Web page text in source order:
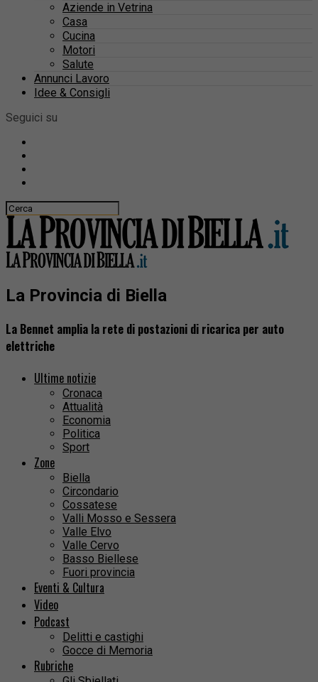
Aziende in Vetrina
Casa
Cucina
Motori
Salute
Annunci Lavoro
Idee & Consigli
Seguici su
La Provincia di Biella
La Bennet amplia la rete di postazioni di ricarica per auto
elettriche
Ultime notizie
Cronaca
Attualità
Economia
Politica
Sport
Zone
Biella
Circondario
Cossatese
Valli Mosso e Sessera
Valle Elvo
Valle Cervo
Basso Biellese
Fuori provincia
Eventi & Cultura
Video
Podcast
Delitti e castighi
Gocce di Memoria
Rubriche